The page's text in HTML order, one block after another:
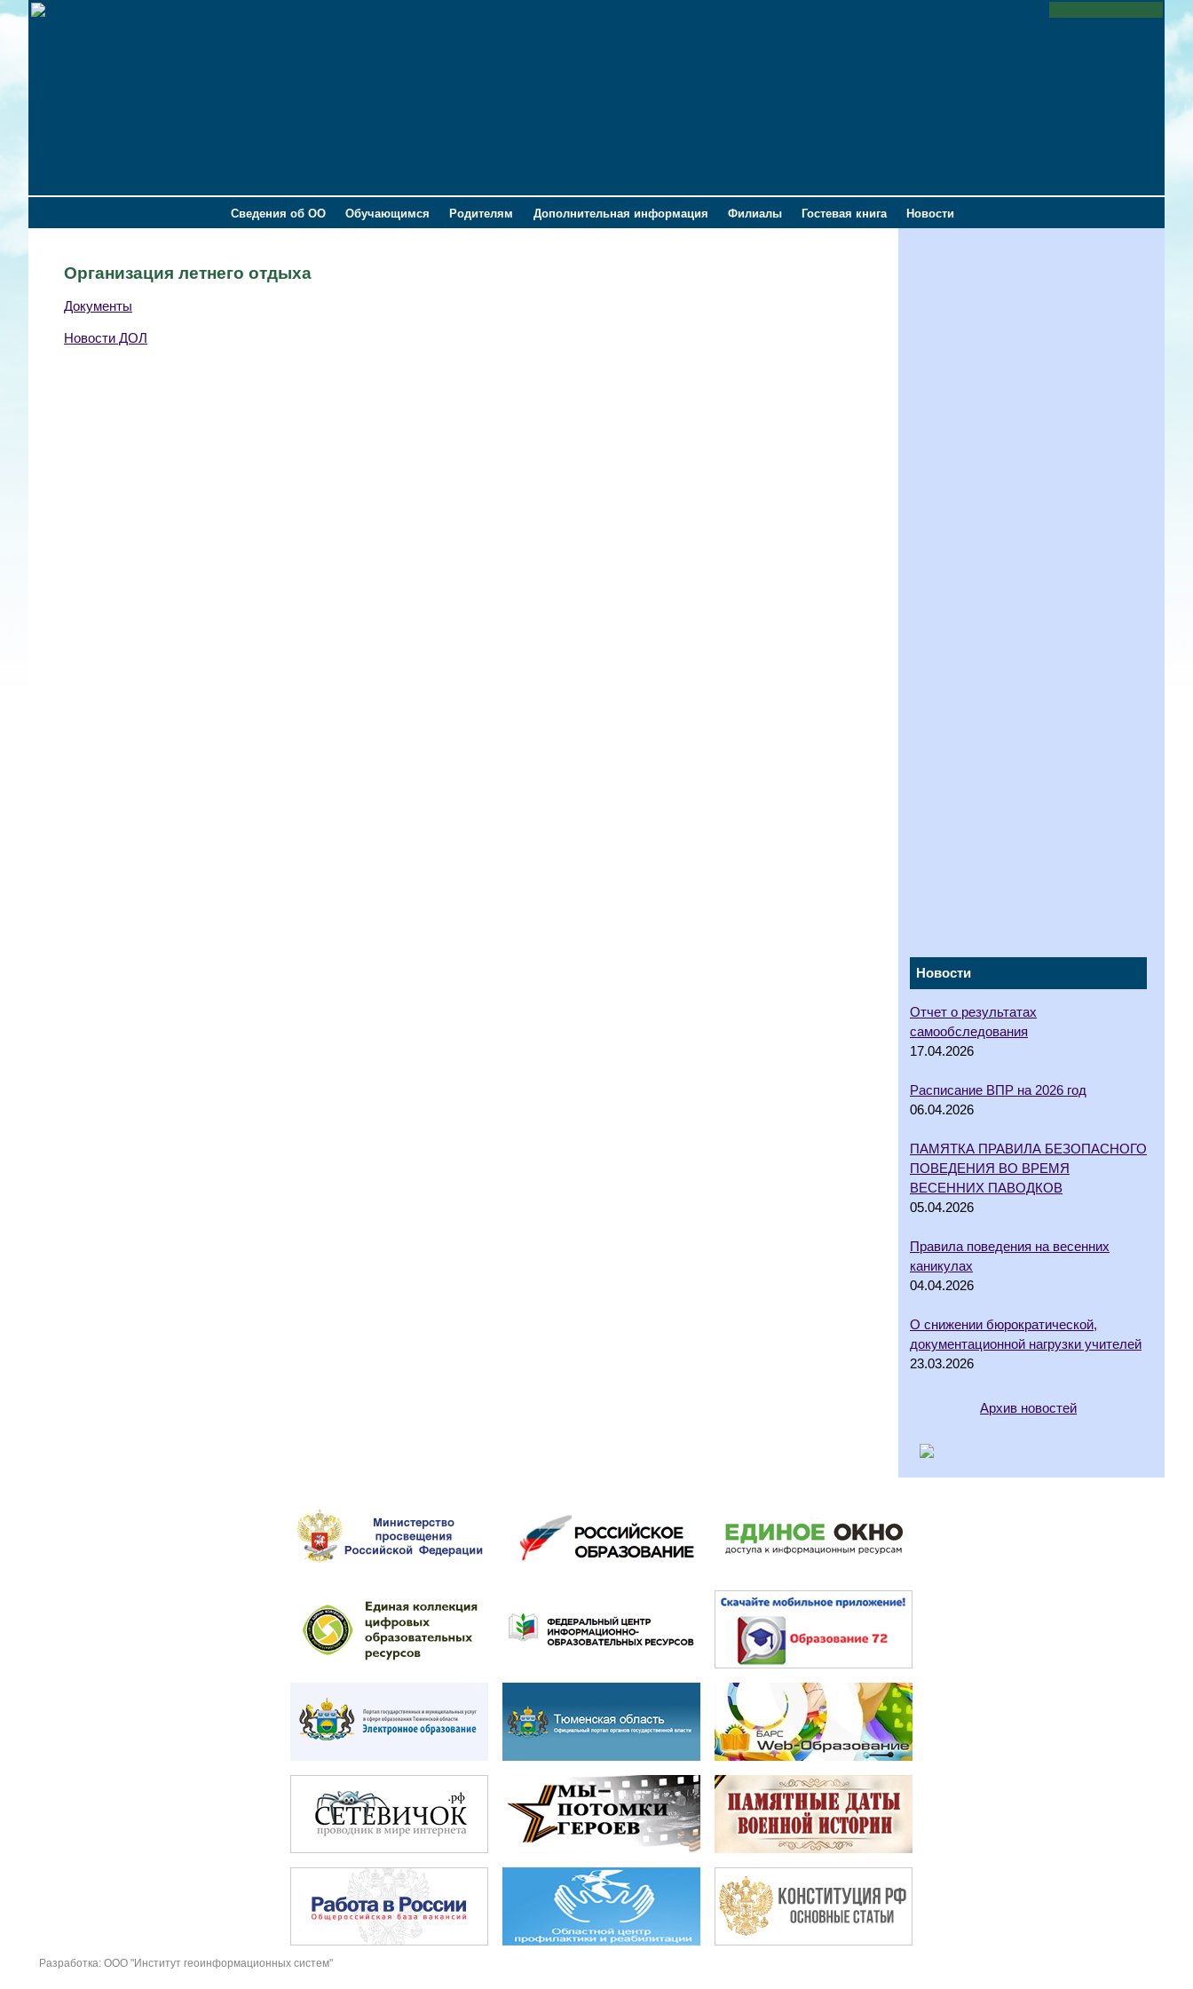
Сведения об ОО Обучающимся Родителям Дополнительная информация Филиалы Гостевая книга Новости
Новости
Отчет о результатах
самообследования
17.04.2026
Расписание ВПР на 2026 год
06.04.2026
ПАМЯТКА ПРАВИЛА БЕЗОПАСНОГО
ПОВЕДЕНИЯ ВО ВРЕМЯ
ВЕСЕННИХ ПАВОДКОВ
05.04.2026
Правила поведения на весенних
каникулах
04.04.2026
О снижении бюрократической,
документационной нагрузки учителей
23.03.2026
Архив новостей
Организация летнего отдыха
Документы
Новости ДОЛ
Разработка: ООО "Институт геоинформационных систем"